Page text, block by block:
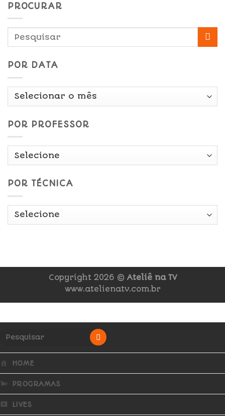
PROCURAR
POR DATA
Por
POR PROFESSOR
POR TÉCNICA
Copyright 2026 © Ateliê na TV
www.atelienatv.com.br
HOME
PROGRAMAS
LIVES